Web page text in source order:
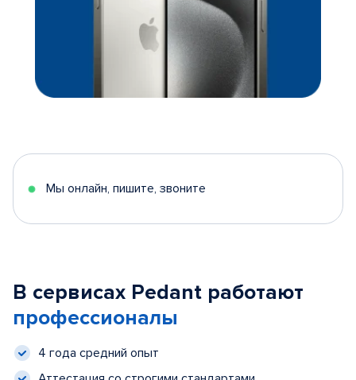
Мы онлайн, пишите, звоните
В сервисах Pedant работают
профессионалы
4 года средний опыт